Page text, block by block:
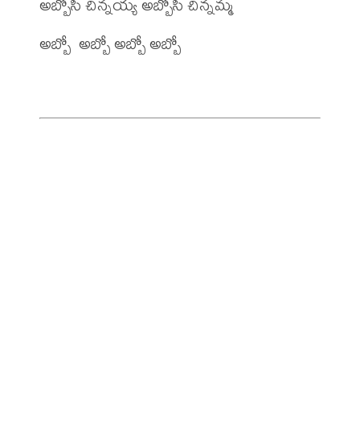
అబ్బో  అబ్బో అబ్బో అబ్బో